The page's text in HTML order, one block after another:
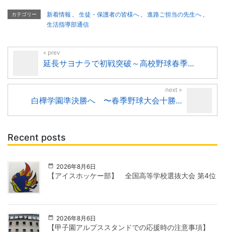
カテゴリー 新着情報 生徒・保護者の皆様へ 進路ご担当の先生へ
生活指導部通信
延長サヨナラで初戦突破～高校野球春季...
白樺学園準決勝へ 〜春季野球大会十勝...
Recent posts
2026年8月6日
【アイスホッケー部】 全国高等学校選抜大会 第4位
2026年8月6日
【甲子園アルプススタンドでの応援時の注意事項】